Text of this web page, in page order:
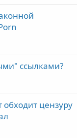
ссылками?
цензуру